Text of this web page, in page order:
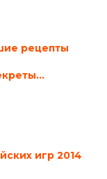
рецепты
игр 2014